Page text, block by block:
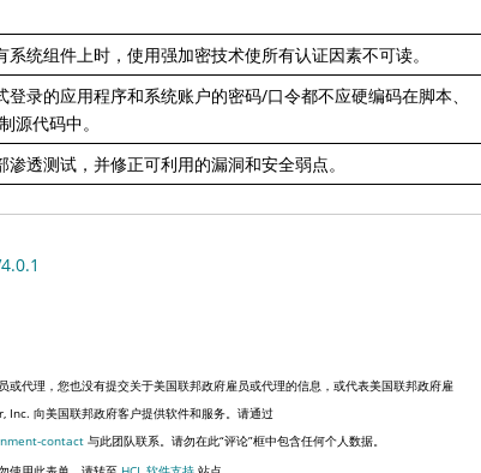
统组件上时，使用强加密技术使所有认证因素不可读。
登录的应用程序和系统账户的密码/口令都不应硬编码在脚本、
源代码中。
透测试，并修正可利用的漏洞和安全弱点。
或代理，您也没有提交关于美国联邦政府雇员或代理的信息，或代表美国联邦政府雇
Inc. 向美国联邦政府客户提供软件和服务。请通过
contact 与此团队联系。请勿在此“评论”框中包含任何个人数据。